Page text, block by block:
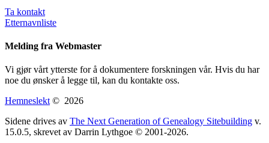
Ta kontakt
Etternavnliste
Melding fra Webmaster
Vi gjør vårt ytterste for å dokumentere forskningen vår. Hvis du har
noe du ønsker å legge til, kan du kontakte oss.
Hemneslekt© 2026
Sidene drives av The Next Generation of Genealogy Sitebuilding v.
15.0.5, skrevet av Darrin Lythgoe © 2001-2026.